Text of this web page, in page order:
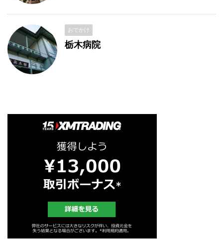
おでかけ
栃木病院